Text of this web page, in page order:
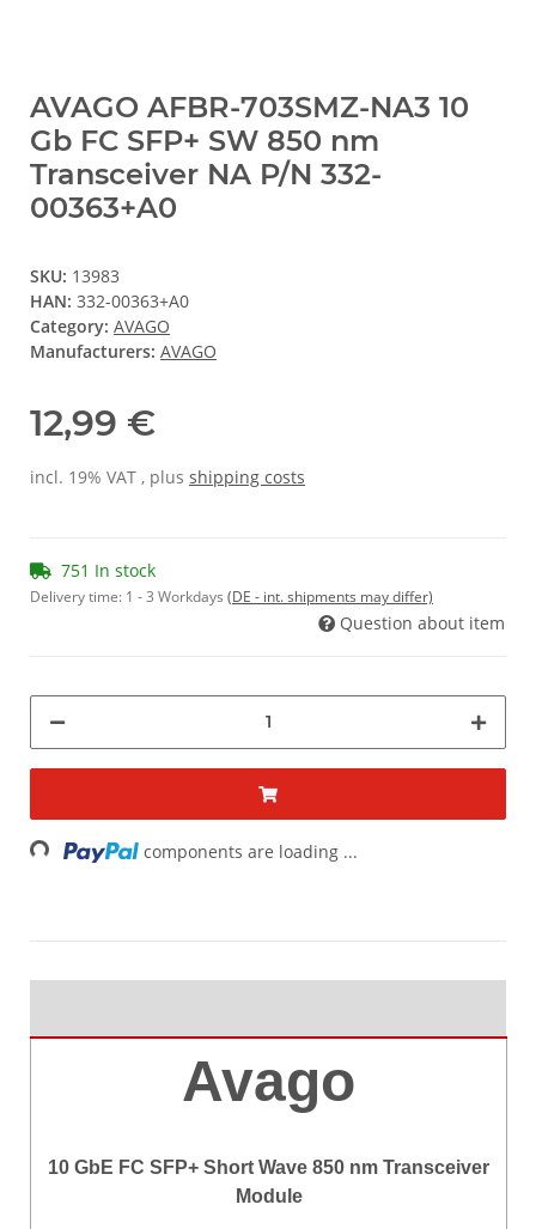
AVAGO AFBR-703SMZ-NA3 10
Gb FC SFP+ SW 850 nm
Transceiver NA P/N 332-
00363+A0
SKU: 13983
HAN: 332-00363+A0
Category: AVAGO
Manufacturers: AVAGO
12,99 €
incl. 19% VAT , plus shipping costs
751 In stock
Delivery time: 1 - 3 Workdays (DE - int. shipments may differ)
Question about item
Loading... components are loading ...
Avago
10 GbE FC SFP+ Short Wave 850 nm Transceiver
Module